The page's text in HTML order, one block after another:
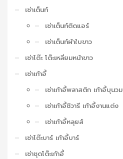
เช่าเต็นท์
เช่าเต็นท์ติดแอร์
เช่าเต็นท์ผ้าใบขาว
เช่าโต๊ะ โต๊ะเหลี่ยมหน้าขาว
เช่าเก้าอี้
เช่าเก้าอี้พลาสติก เก้าอี้บุนวม
เช่าเก้าอี้ชิวารี เก้าอี้งานแต่ง
เช่าเก้าอี้หลุยส์
เช่าโต๊ะบาร์ เก้าอี้บาร์
เช่าชุดโต๊ะเก้าอี้